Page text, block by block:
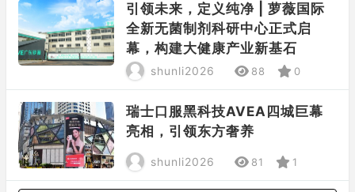
引领未来，定义纯净 | 萝薇国际
全新无菌制剂科研中心正式启
幕，构建大健康产业新基石
shunli2026 88 0
瑞士口服黑科技AVEA四城巨幕
亮相，引领东方奢养
shunli2026 81 1